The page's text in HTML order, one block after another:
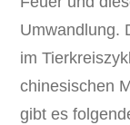
Umwandlung.
im
chinesischen
gibt es